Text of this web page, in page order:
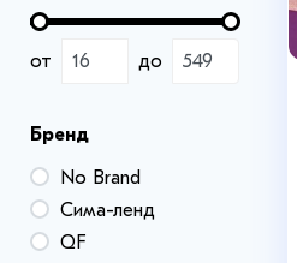
от до
Бренд
No Brand
Сима-ленд
QF